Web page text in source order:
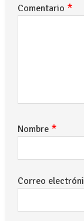
Comentario *
Nombre *
Correo